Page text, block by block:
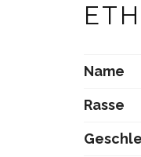
Name
Rasse